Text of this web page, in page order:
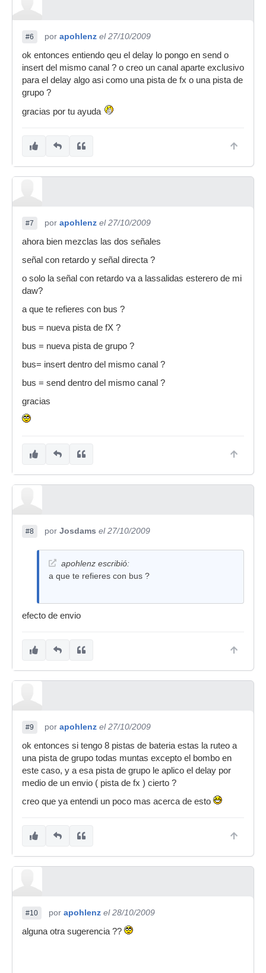
#6 por apohlenz el 27/10/2009
ok entonces entiendo qeu el delay lo pongo en send o
insert del mismo canal ? o creo un canal aparte exclusivo
para el delay algo asi como una pista de fx o una pista de
grupo ?
gracias por tu ayuda
#7 por apohlenz el 27/10/2009
ahora bien mezclas las dos señales
señal con retardo y señal directa ?
o solo la señal con retardo va a lassalidas esterero de mi
daw?
a que te refieres con bus ?
bus = nueva pista de fX ?
bus = nueva pista de grupo ?
bus= insert dentro del mismo canal ?
bus = send dentro del mismo canal ?
gracias
#8 por Josdams el 27/10/2009
apohlenz escribió:
a que te refieres con bus ?
efecto de envio
#9 por apohlenz el 27/10/2009
ok entonces si tengo 8 pistas de bateria estas la ruteo a
una pista de grupo todas muntas excepto el bombo en
este caso, y a esa pista de grupo le aplico el delay por
medio de un envio ( pista de fx ) cierto ?
creo que ya entendi un poco mas acerca de esto
#10 por apohlenz el 28/10/2009
alguna otra sugerencia ??